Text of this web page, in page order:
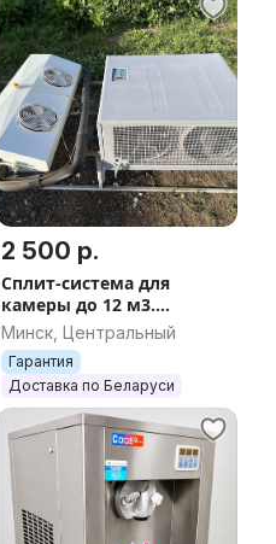
2 500 р.
Сплит-система для
камеры до 12 м3.
Гарантия. Доставка.
Минск, Центральный
Гарантия
Доставка по Беларуси